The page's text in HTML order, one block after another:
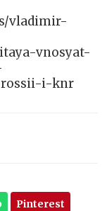
vladimir-
vnosyat-
rossii-i-knr
Pinterest